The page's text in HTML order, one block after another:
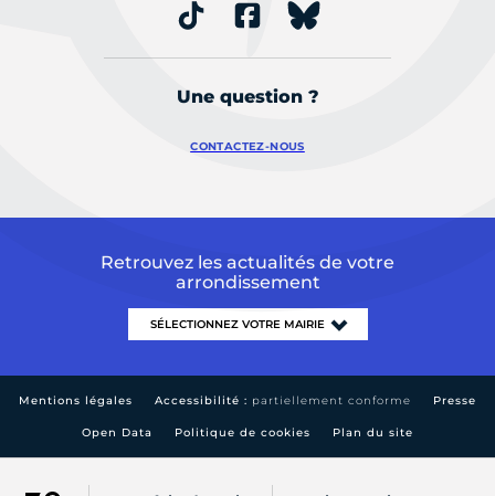
Une question ?
CONTACTEZ-NOUS
Retrouvez les actualités de votre
arrondissement
Mentions légales Accessibilité : partiellement conforme Presse
Open Data Politique de cookies Plan du site